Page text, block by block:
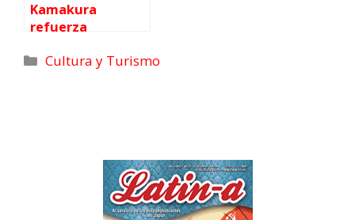
Kamakura
refuerza
aumento de
Cultura y Turismo